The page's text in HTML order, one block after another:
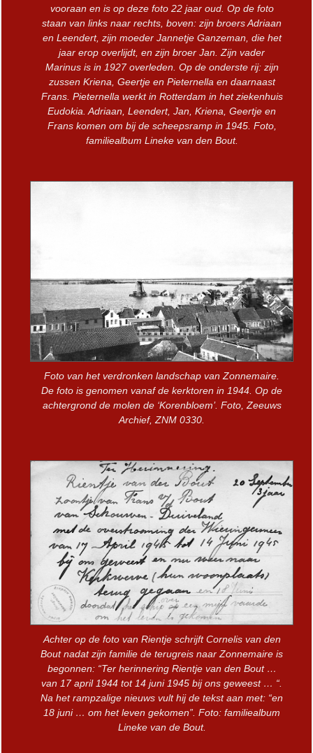
vooraan en is op deze foto 22 jaar oud. Op de foto
staan van links naar rechts, boven: zijn broers Adriaan
en Leendert, zijn moeder Jannetje Ganzeman, die het
jaar erop overlijdt, en zijn broer Jan. Zijn vader
Marinus is in 1927 overleden. Op de onderste rij: zijn
zussen Kriena, Geertje en Pieternella en daarnaast
Frans. Pieternella werkt in Rotterdam in het ziekenhuis
Eudokia. Adriaan, Leendert, Jan, Kriena, Geertje en
Frans komen om bij de scheepsramp in 1945. Foto,
familiealbum Lineke van den Bout.
Foto van het verdronken landschap van Zonnemaire.
De foto is genomen vanaf de kerktoren in 1944. Op de
achtergrond de molen de ‘Korenbloem’. Foto, Zeeuws
Archief, ZNM 0330.
Achter op de foto van Rientje schrijft Cornelis van den
Bout nadat zijn familie de terugreis naar Zonnemaire is
begonnen: “Ter herinnering Rientje van den Bout …
van 17 april 1944 tot 14 juni 1945 bij ons geweest … “.
Na het rampzalige nieuws vult hij de tekst aan met: “en
18 juni … om het leven gekomen”. Foto: familiealbum
Lineke van de Bout.